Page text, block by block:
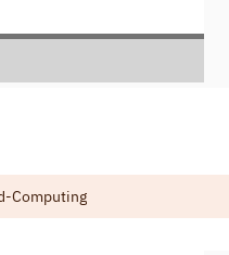
Computing